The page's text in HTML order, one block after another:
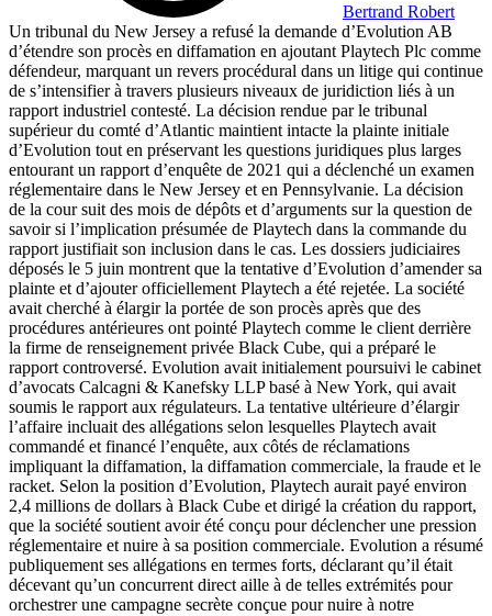
Bertrand Robert
Un tribunal du New Jersey a refusé la demande d’Evolution AB
d’étendre son procès en diffamation en ajoutant Playtech Plc comme
défendeur, marquant un revers procédural dans un litige qui continue
de s’intensifier à travers plusieurs niveaux de juridiction liés à un
rapport industriel contesté. La décision rendue par le tribunal
supérieur du comté d’Atlantic maintient intacte la plainte initiale
d’Evolution tout en préservant les questions juridiques plus larges
entourant un rapport d’enquête de 2021 qui a déclenché un examen
réglementaire dans le New Jersey et en Pennsylvanie. La décision
de la cour suit des mois de dépôts et d’arguments sur la question de
savoir si l’implication présumée de Playtech dans la commande du
rapport justifiait son inclusion dans le cas. Les dossiers judiciaires
déposés le 5 juin montrent que la tentative d’Evolution d’amender sa
plainte et d’ajouter officiellement Playtech a été rejetée. La société
avait cherché à élargir la portée de son procès après que des
procédures antérieures ont pointé Playtech comme le client derrière
la firme de renseignement privée Black Cube, qui a préparé le
rapport controversé. Evolution avait initialement poursuivi le cabinet
d’avocats Calcagni & Kanefsky LLP basé à New York, qui avait
soumis le rapport aux régulateurs. La tentative ultérieure d’élargir
l’affaire incluait des allégations selon lesquelles Playtech avait
commandé et financé l’enquête, aux côtés de réclamations
impliquant la diffamation, la diffamation commerciale, la fraude et le
racket. Selon la position d’Evolution, Playtech aurait payé environ
2,4 millions de dollars à Black Cube et dirigé la création du rapport,
que la société soutient avoir été conçu pour déclencher une pression
réglementaire et nuire à sa position commerciale. Evolution a résumé
publiquement ses allégations en termes forts, déclarant qu’il était
décevant qu’un concurrent direct aille à de telles extrémités pour
orchestrer une campagne secrète conçue pour nuire à notre